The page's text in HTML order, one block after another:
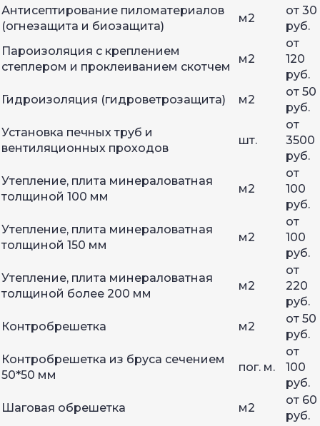
Антисептирование пиломатериалов
(огнезащита и биозащита)
м2
от 30
руб.
Пароизоляция с креплением
степлером и проклеиванием скотчем
м2
от
120
руб.
Гидроизоляция (гидроветрозащита)
м2
от 50
руб.
Установка печных труб и
вентиляционных проходов
шт.
от
3500
руб.
Утепление, плита минераловатная
толщиной 100 мм
м2
от
100
руб.
Утепление, плита минераловатная
толщиной 150 мм
м2
от
100
руб.
Утепление, плита минераловатная
толщиной более 200 мм
м2
от
220
руб.
Контробрешетка
м2
от 50
руб.
Контробрешетка из бруса сечением
50*50 мм
пог. м.
от
100
руб.
Шаговая обрешетка
м2
от 60
руб.